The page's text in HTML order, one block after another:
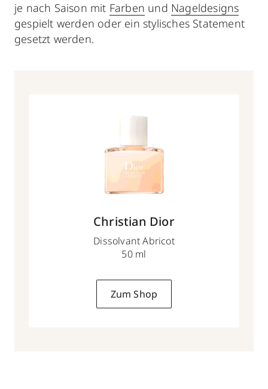
je nach Saison mit Farben und Nageldesigns
gespielt werden oder ein stylisches Statement
gesetzt werden.
Christian Dior
Dissolvant Abricot
50 ml
Zum Shop